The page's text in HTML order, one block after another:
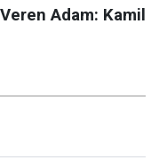
Adam: Kamil